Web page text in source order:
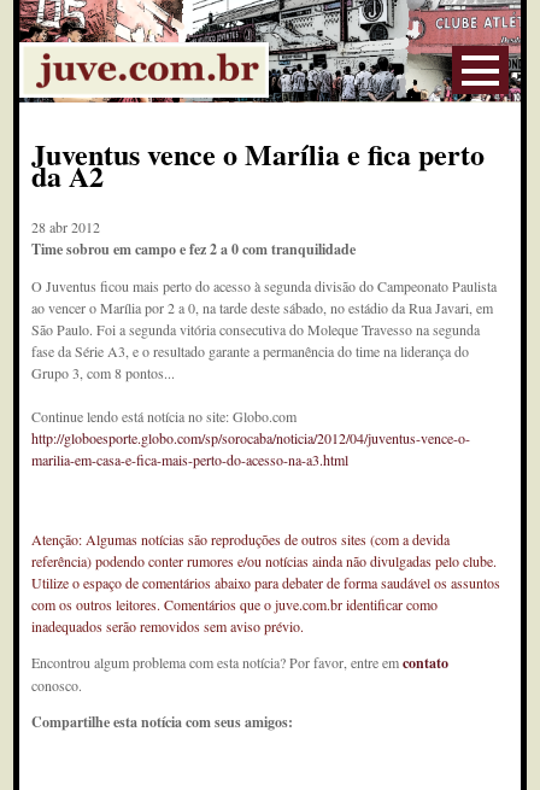
Juventus vence o Marília e fica perto
da A2
28 abr 2012
Time sobrou em campo e fez 2 a 0 com tranquilidade
O Juventus ficou mais perto do acesso à segunda divisão do Campeonato Paulista
ao vencer o Marília por 2 a 0, na tarde deste sábado, no estádio da Rua Javari, em
São Paulo. Foi a segunda vitória consecutiva do Moleque Travesso na segunda
fase da Série A3, e o resultado garante a permanência do time na liderança do
Grupo 3, com 8 pontos...
Continue lendo está notícia no site: Globo.com
http://globoesporte.globo.com/sp/sorocaba/noticia/2012/04/juventus-vence-o-
marilia-em-casa-e-fica-mais-perto-do-acesso-na-a3.html
Atenção: Algumas notícias são reproduções de outros sites (com a devida
referência) podendo conter rumores e/ou notícias ainda não divulgadas pelo clube.
Utilize o espaço de comentários abaixo para debater de forma saudável os assuntos
com os outros leitores. Comentários que o juve.com.br identificar como
inadequados serão removidos sem aviso prévio.
Encontrou algum problema com esta notícia? Por favor, entre emcontato
conosco.
Compartilhe esta notícia com seus amigos: